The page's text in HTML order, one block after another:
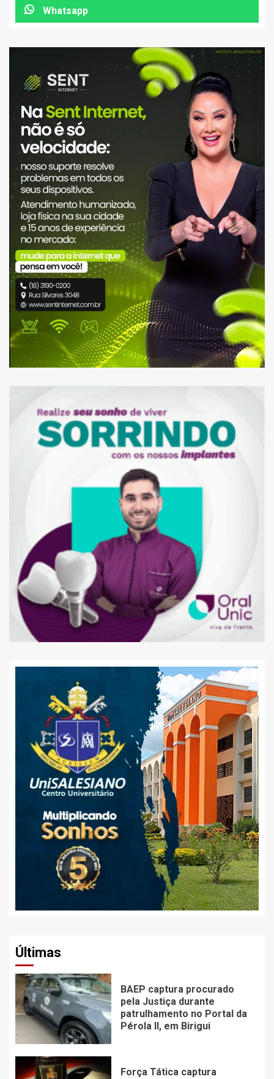
Whatsapp
Últimas
BAEP captura procurado
pela Justiça durante
patrulhamento no Portal da
Pérola ll, em Birigui
Força Tática captura